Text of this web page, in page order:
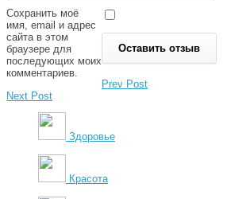
Сохранить моё
имя, email и адрес
сайта в этом
браузере для
последующих моих
комментариев.
Prev Post
Next Post
Здоровье
Красота